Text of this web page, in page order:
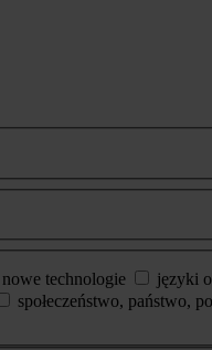
technologie
języki
społeczeństwo, państwo,